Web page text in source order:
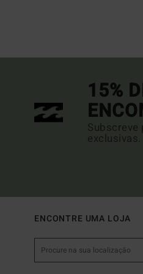
15%
exclusivas.
ENCONTRE UMA LOJA